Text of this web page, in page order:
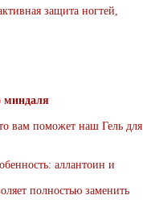
защита ногтей,
миндаля
вам поможет наш Гель для
аллантоин и
полностью заменить